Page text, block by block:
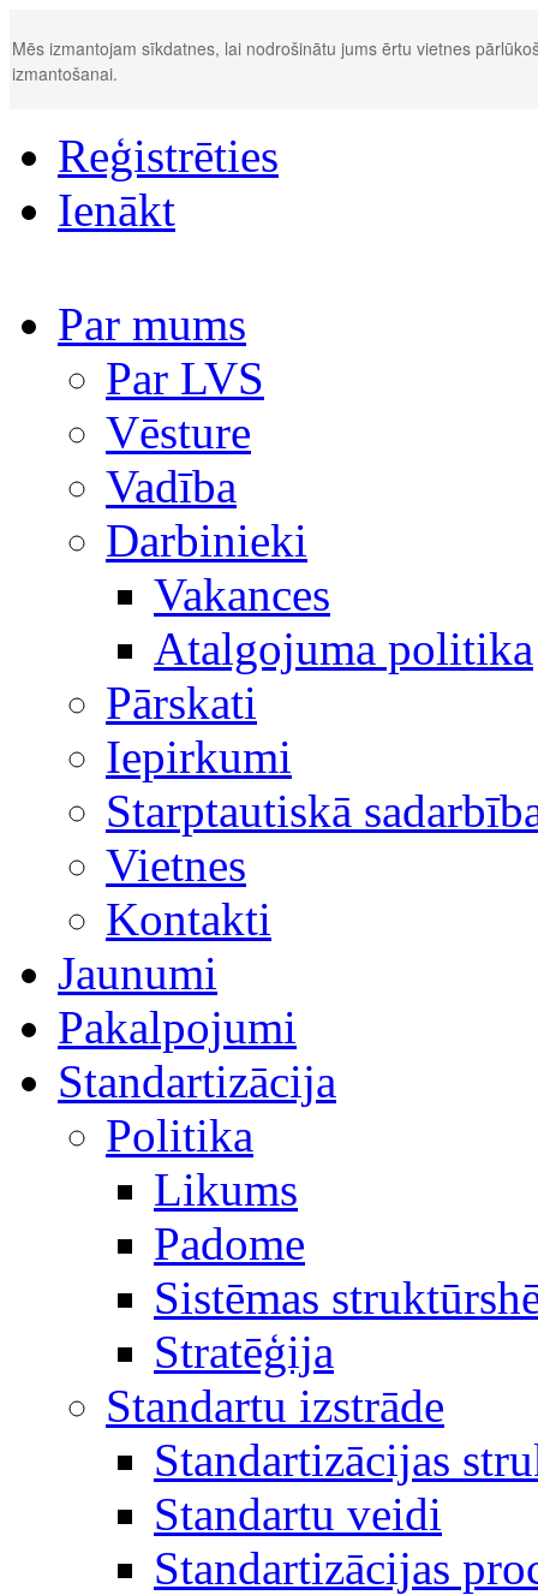
Mēs izmantojam sīkdatnes, lai nodrošinātu jums ērtu vietnes
izmantošanai.
Reģistrēties
Ienākt
Par mums
Par LVS
Vēsture
Vadība
Darbinieki
Vakances
Atalgojuma politika
Pārskati
Iepirkumi
Starptautiskā
Vietnes
Kontakti
Jaunumi
Pakalpojumi
Standartizācija
Politika
Likums
Padome
Sistēmas
Stratēģija
Standartu izstrāde
Standartizācijas
Standartu veidi
Standartizācijas